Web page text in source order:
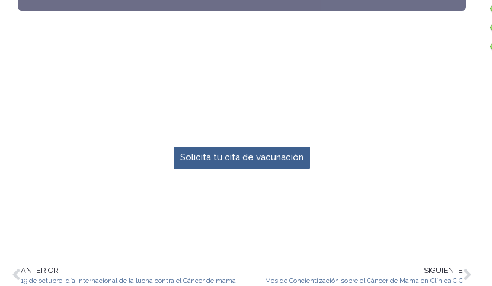
Solicita tu cita de vacunación
ANTERIOR
19 de octubre, día internacional de la lucha contra el Cáncer de mama
SIGUIENTE
Mes de Concientización sobre el Cáncer de Mama en Clínica CIC